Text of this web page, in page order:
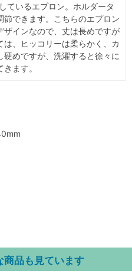
ているエプロン。ホルダータ
できます。こちらのエプロン
ザインなので、丈は長めですが
、ヒッコリーは柔らかく、カ
めですが、洗濯すると徐々に
ます。
商品も見ています